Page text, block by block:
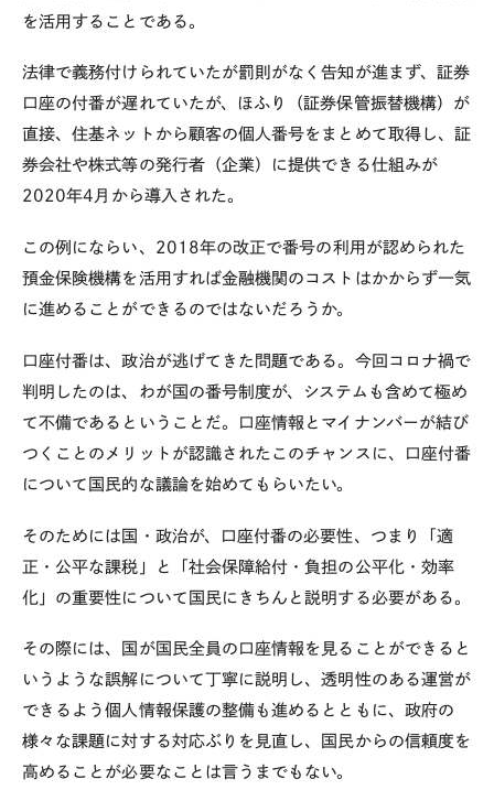
を活用することである。
法律で義務付けられていたが罰則がなく告知が進まず、証券
口座の付番が遅れていたが、ほふり（証券保管振替機構）が
直接、住基ネットから顧客の個人番号をまとめて取得し、証
券会社や株式等の発行者（企業）に提供できる仕組みが
2020年4 月から導入された。
この例にならい、 2018年の改正で番号の利用が認められた
預金保険機構を活用すれば金融機関のコストはかからず一気
に進めることができるのではないだろうか。
口座付番は、政治が逃げてきた問題である。今回コロナ禍で
判明したのは、わが国の番号制度が、システムも含めて極め
て不備であるということだ。口座情報とマイナンバーが結び
つくことのメリットが認識されたこのチャンスに、口座付番
について国民的な議論を始めてもらいたい。
そのためには国・政治が、口座付番の必要性、つまり「適
正・公平な課税」と「社会保障給付・負担の公平化・効率
化」の重要性について国民にきちんと説明する必要がある。
その際には、国が国民全員の口座情報を見ることができると
いうような誤解について丁寧に説明し、透明性のある運営が
できるよう個人情報保護の整備も進めるとともに、政府の
様々な課題に対する対応ぶりを見直し、国民からの信頼度を
高めることが必要なことは言うまでもない。